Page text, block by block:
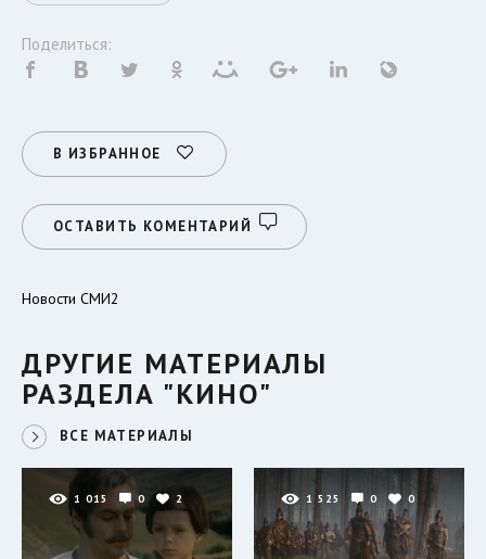
Поделиться:
В ИЗБРАННОЕ
ОСТАВИТЬ КОМЕНТАРИЙ
Новости СМИ2
ДРУГИЕ МАТЕРИАЛЫ
РАЗДЕЛА "КИНО"
ВСЕ МАТЕРИАЛЫ
1 015 0 2 1 525 0 0